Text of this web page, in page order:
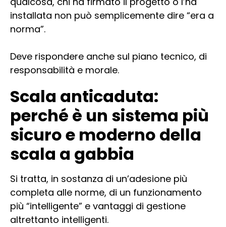
installata non può semplicemente dire “era a
norma”.
Deve rispondere anche sul piano tecnico, di
responsabilità e morale.
Scala anticaduta:
perché è un sistema più
sicuro e moderno della
scala a gabbia
Si tratta, in sostanza di un’adesione più
completa alle norme, di un funzionamento
più “intelligente” e vantaggi di gestione
altrettanto intelligenti.